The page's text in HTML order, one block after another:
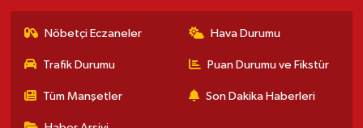
Nöbetçi Eczaneler Hava Durumu
Trafik Durumu Puan Durumu ve Fikstür
Tüm Manşetler Son Dakika Haberleri